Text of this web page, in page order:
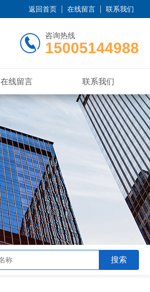
返回首页 在线留言 联系我们
咨询热线
15005144988
在线留言 联系我们